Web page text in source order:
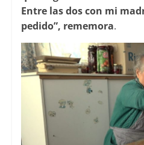
Entre las dos con mi
pedido”, rememora.